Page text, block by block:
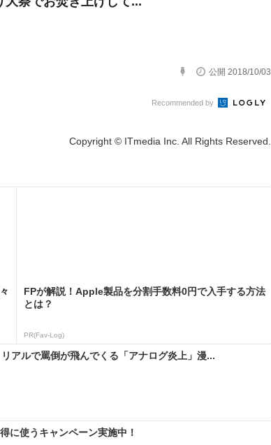
公開 2018/10/03
Recommended by
Copyright © ITmedia Inc. All Rights Reserved.
FPが解説！Apple製品を分割手数料0円で入手する方法
とは？
PR(Fav-Log)
アルで罵倒が飛んでくる「アナログ炎上」漫...
に使うキャンペーン実施中！